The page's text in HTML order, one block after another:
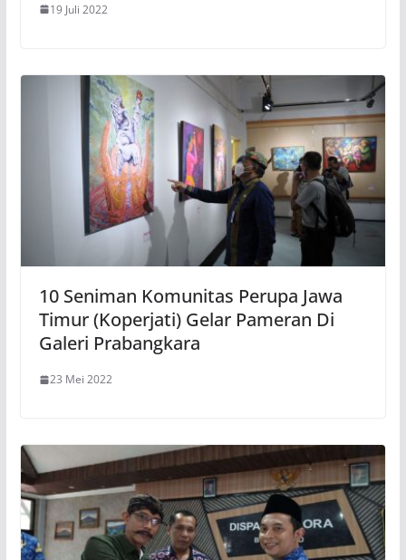
19 Juli 2022
10 Seniman Komunitas Perupa Jawa
Timur (Koperjati) Gelar Pameran Di
Galeri Prabangkara
23 Mei 2022